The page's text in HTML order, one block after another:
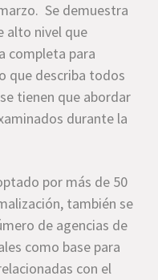
Se demuestra
alto nivel que
completa para
que describa todos
tienen que abordar
durante la
por más de 50
también se
de agencias de
como base para
con el